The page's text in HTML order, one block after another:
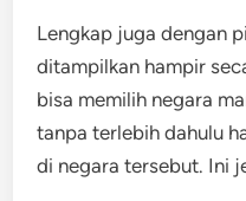
Lengkap juga dengan
ditampilkan hampir
bisa memilih negara
tanpa terlebih dahulu
di negara tersebut. Ini